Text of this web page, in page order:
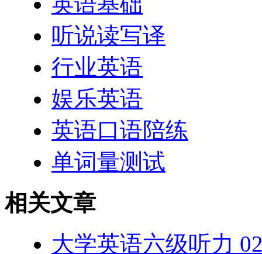
听说读写译
行业英语
娱乐英语
英语口语陪练
单词量测试
相关文章
大学英语六级听力